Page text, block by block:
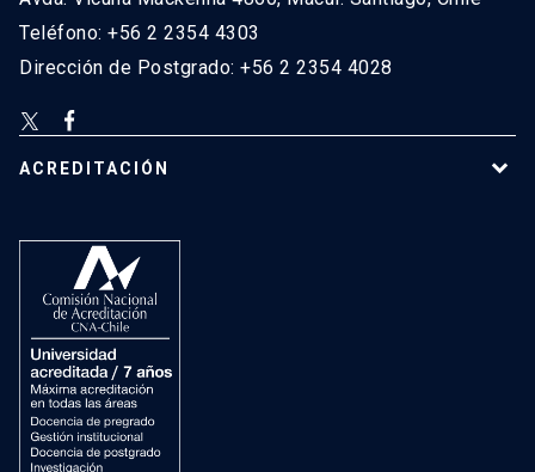
Teléfono: +56 2 2354 4303
Dirección de Postgrado: +56 2 2354 4028
ACREDITACIÓN